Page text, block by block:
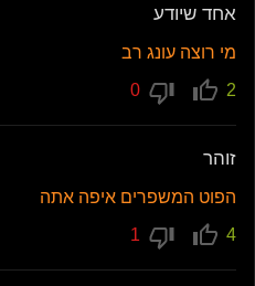
אחד שיודע
מי רוצה עונג רב
2
זוהר
הפוט המשפרים איפה אתה
4